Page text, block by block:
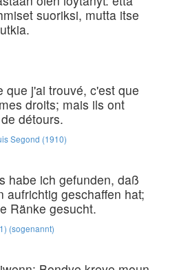
suoriksi, mutta itse
que j'ai trouvé, c'est que
droits; mais ils ont
détours.
Segond (1910)
habe ich gefunden, daß
aufrichtig geschaffen hat;
Ränke gesucht.
(sogenannt)